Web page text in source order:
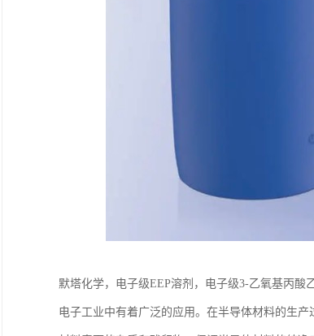
默塔化学，电子级EEP溶剂，电子级3-乙氧基丙
电子工业中有着广泛的应用。在半导体材料的生